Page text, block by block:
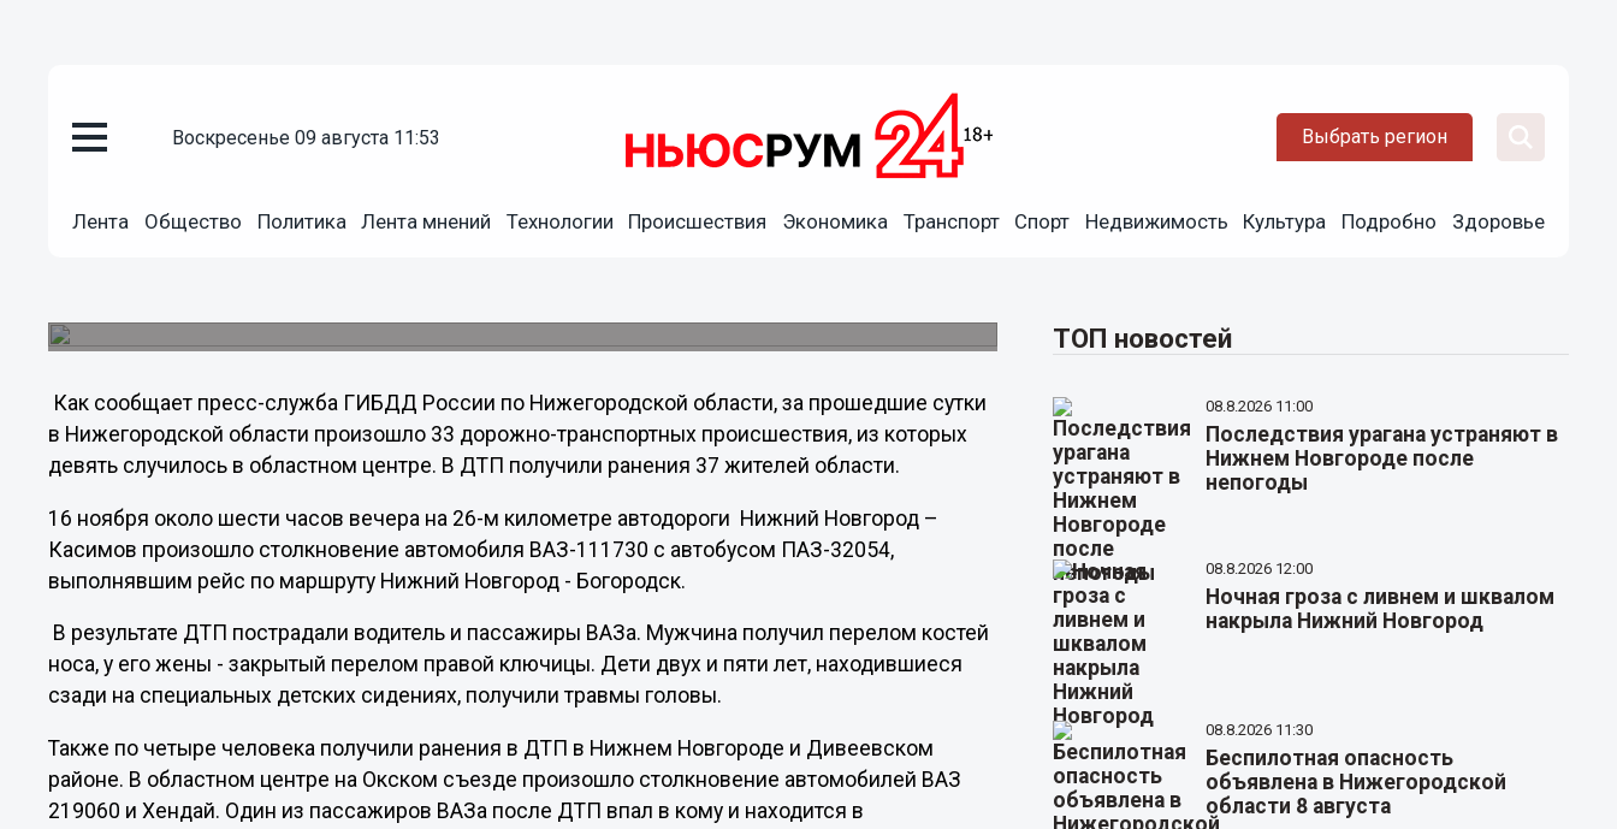
воскресенье 09 августа 11:53 Выбрать регион
Лента Общество Политика Лента мнений Технологии Происшествия Экономика Транспорт Спорт Недвижимость Культура Подробно Здоровье
37 нижегородцев получили ранения в ДТП за прошедшие
Как сообщает пресс-служба ГИБДД России по Нижегородской области, за прошедшие сутки
в Нижегородской области произошло 33 дорожно-транспортных происшествия, из которых
девять случилось в областном центре. В ДТП получили ранения 37 жителей области.
16 ноября около шести часов вечера на 26-м километре автодороги Нижний Новгород –
Касимов произошло столкновение автомобиля ВАЗ-111730 с автобусом ПАЗ-32054,
выполнявшим рейс по маршруту Нижний Новгород - Богородск.
В результате ДТП пострадали водитель и пассажиры ВАЗа. Мужчина получил перелом костей
носа, у его жены - закрытый перелом правой ключицы. Дети двух и пяти лет, находившиеся
сзади на специальных детских сидениях, получили травмы головы.
Также по четыре человека получили ранения в ДТП в Нижнем Новгороде и Дивеевском
районе. В областном центре на Окском съезде произошло столкновение автомобилей ВАЗ
219060 и Хендай. Один из пассажиров ВАЗа после ДТП впал в кому и находится в
ТОП новостей
08.8.2026 11:00
Последствия урагана устраняют в
Нижнем Новгороде после
непогоды
08.8.2026 12:00
Ночная гроза с ливнем и шквалом
накрыла Нижний Новгород
08.8.2026 11:30
Беспилотная опасность
объявлена в Нижегородской
области 8 августа